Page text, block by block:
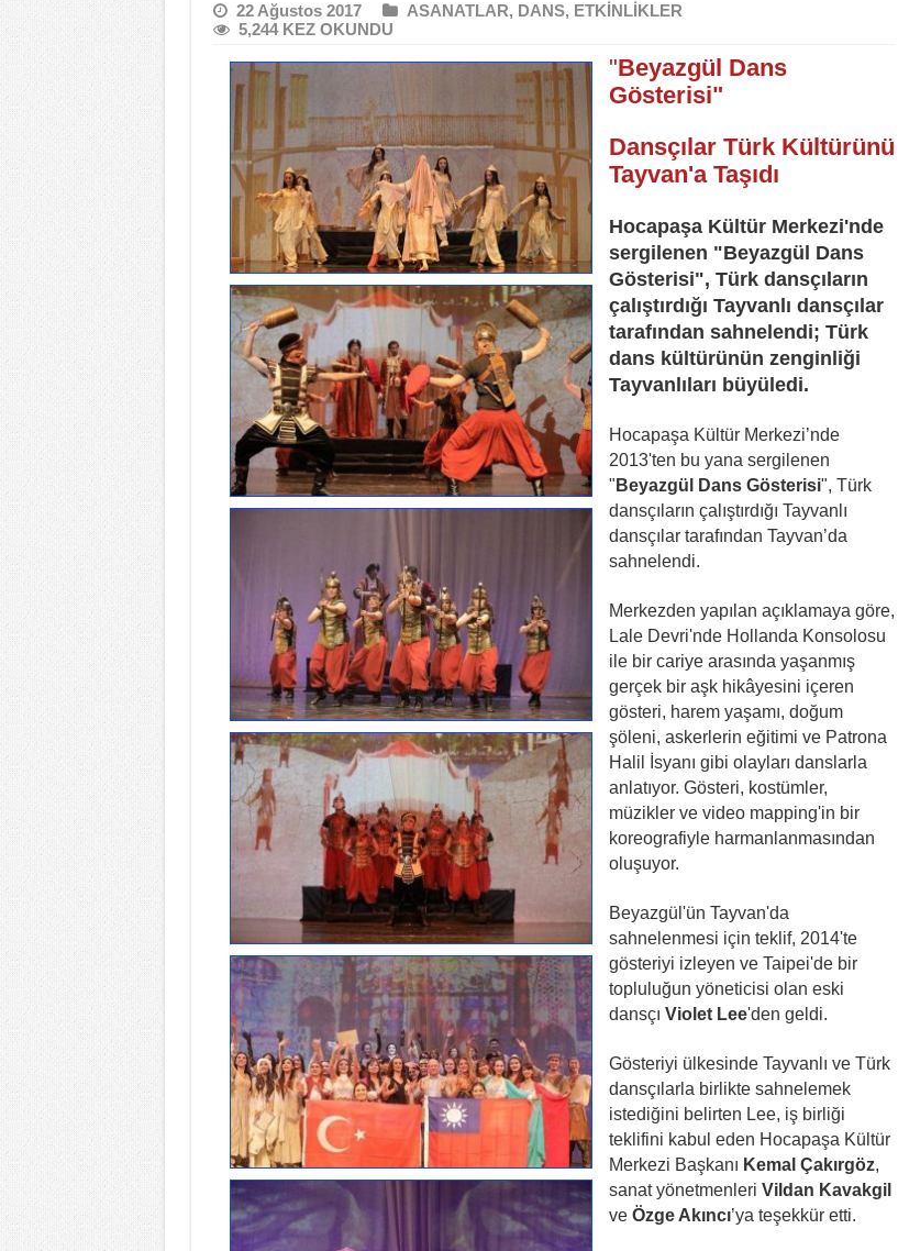
22 Ağustos 2017 ASANATLAR, DANS, ETKİNLİKLER
5,244 KEZ OKUNDU
"Beyazgül Dans
Gösterisi"
Dansçılar Türk Kültürünü
Tayvan'a Taşıdı
Hocapaşa Kültür Merkezi'nde
sergilenen "Beyazgül Dans
Gösterisi", Türk dansçıların
çalıştırdığı Tayvanlı dansçılar
tarafından sahnelendi; Türk
dans kültürünün zenginliği
Tayvanlıları büyüledi.
Hocapaşa Kültür Merkezi’nde
2013'ten bu yana sergilenen
" Beyazgül Dans Gösterisi", Türk
dansçıların çalıştırdığı Tayvanlı
dansçılar tarafından Tayvan’da
sahnelendi.
Merkezden yapılan açıklamaya göre,
Lale Devri'nde Hollanda Konsolosu
ile bir cariye arasında yaşanmış
gerçek bir aşk hikâyesini içeren
gösteri, harem yaşamı, doğum
şöleni, askerlerin eğitimi ve Patrona
Halil İsyanı gibi olayları danslarla
anlatıyor. Gösteri, kostümler,
müzikler ve video mapping'in bir
koreografiyle harmanlanmasından
oluşuyor.
Beyazgül'ün Tayvan'da
sahnelenmesi için teklif, 2014'te
gösteriyi izleyen ve Taipei'de bir
topluluğun yöneticisi olan eski
dansçı Violet Lee'den geldi.
Gösteriyi ülkesinde Tayvanlı ve Türk
dansçılarla birlikte sahnelemek
istediğini belirten Lee, iş birliği
teklifini kabul eden Hocapaşa Kültür
Merkezi Başkanı Kemal Çakırgöz,
sanat yönetmenleri Vildan Kavakgil
ve Özge Akıncı’ya teşekkür etti.